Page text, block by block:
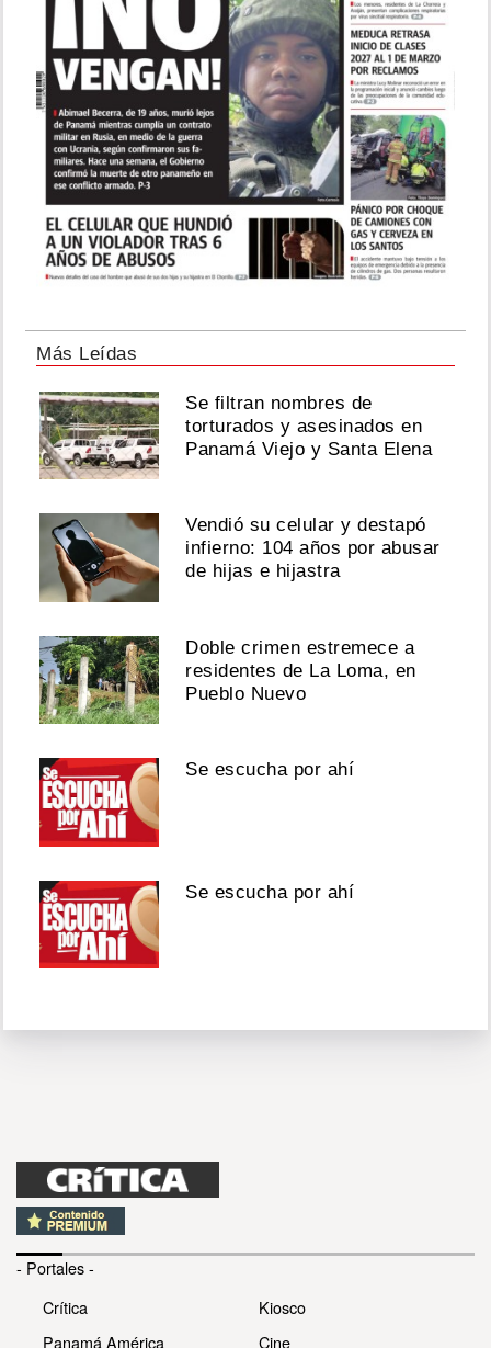
Más Leídas
Se filtran nombres de
torturados y asesinados en
Panamá Viejo y Santa Elena
Vendió su celular y destapó
infierno: 104 años por abusar
de hijas e hijastra
Doble crimen estremece a
residentes de La Loma, en
Pueblo Nuevo
Se escucha por ahí
Se escucha por ahí
- Portales -
Crítica
Panamá América
Kiosco
Cine